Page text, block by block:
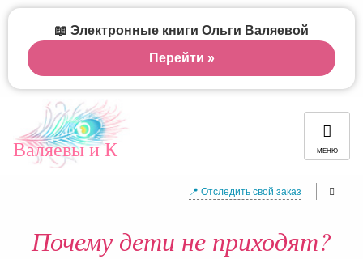
Валяевы и К МЕНЮ
📍 Отследить свой заказ
Почему дети не приходят?
📖 Электронные книги Ольги Валяевой
Перейти »